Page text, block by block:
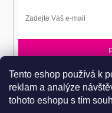
Tento eshop používá k
reklam a analýze
tohoto eshopu s tím
Přihlaste se k EPITA-DD a